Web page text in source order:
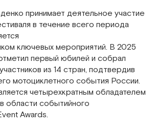
принимает деятельное участие
в течение всего периода
ключевых мероприятий. В 2025
первый юбилей и собрал
из 14 стран, подтвердив
мотоциклетного события России.
четырехкратным обладателем
области событийного
Awards.